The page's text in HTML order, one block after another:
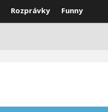
Rozprávky Funny